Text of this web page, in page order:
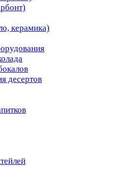
керамика)
десертов